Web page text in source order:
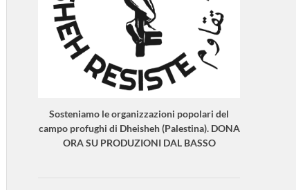
Sosteniamo le organizzazioni popolari del
campo profughi di Dheisheh (Palestina). DONA
ORA SU PRODUZIONI DAL BASSO